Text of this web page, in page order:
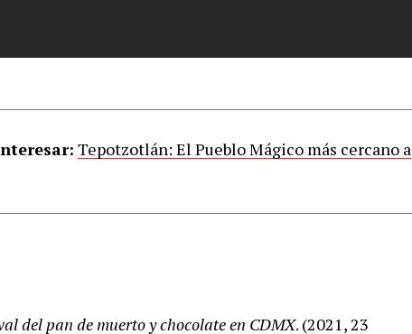
Tepotzotlán: El Pueblo Mágico más cercano a
del pan de muerto y chocolate en CDMX. (2021, 23